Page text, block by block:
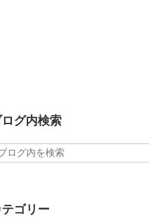
グ内検索
テゴリー